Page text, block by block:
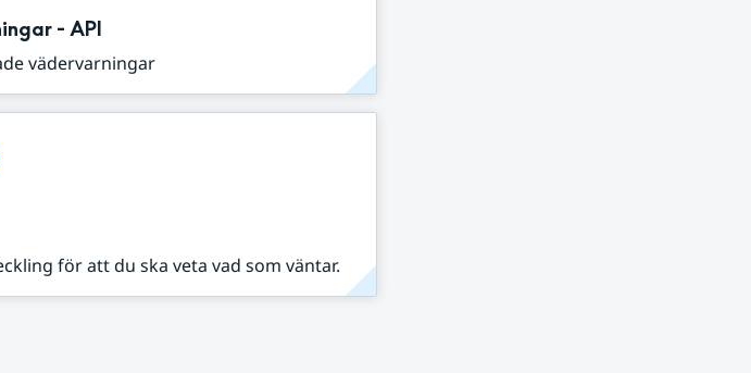
- API
vädervarningar
för att du ska veta vad som väntar.